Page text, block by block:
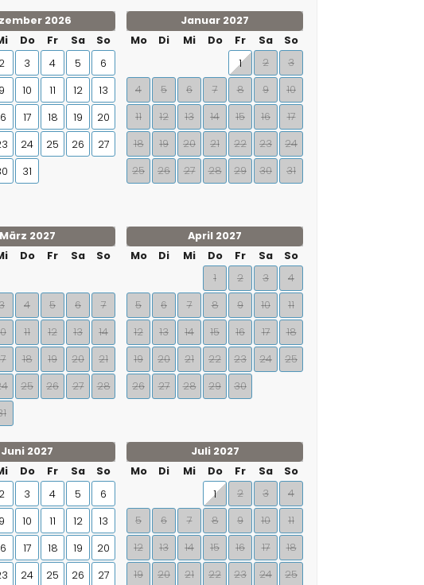
2026
Do Fr Sa
So
2 3 4 5
6
9 10 11 12
13
17 18 19
20
24 25 26
27
31
Januar 2027
Mo
Di Mi Do Fr Sa
So
1
2
3
4
5 6 7 8 9
10
11
12 13 14 15 16
17
18
19 20 21 22 23
24
25
26 27 28 29 30 31
März 2027
Do Fr Sa So
4 5 6
7
11 12 13
14
18 19 20
21
25 26 27
28
April 2027
Mo
Di Mi Do Fr Sa
So
1
2 3
4
5
6 7 8 9 10
11
12
13 14 15 16 17
18
19
20 21 22 23 24
25
26
27 28 29 30
Juni 2027
Do Fr Sa
So
2 3 4 5
6
9 10 11 12
13
17 18 19
20
24 25 26 27
Juli 2027
Mo
Di Mi Do Fr Sa
So
1
2 3
4
5
6 7 8 9 10
11
12
13 14 15 16 17
18
19
20 21 22 23 24 25